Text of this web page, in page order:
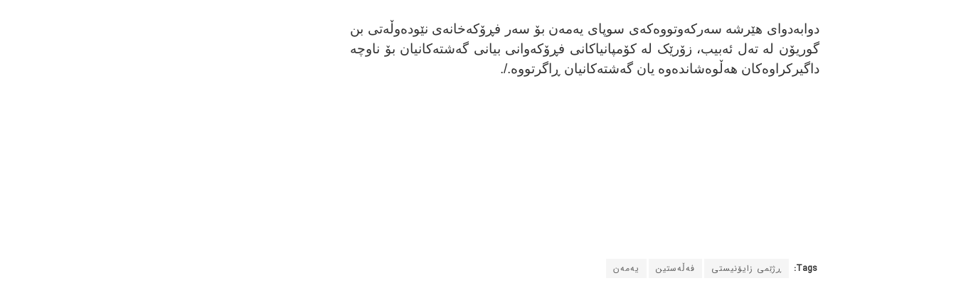
دوابەدوای هێرشە سەرکەوتووەکەی سوپای یەمەن بۆ سەر فڕۆکەخانەی نێودەوڵەتی بن
گوریۆن لە تەل ئەبیب، زۆرێک لە کۆمپانیاکانی فڕۆکەوانی بیانی گەشتەکانیان بۆ ناوچە
داگیرکراوەکان هەڵوەشاندەوە یان گەشتەکانیان ڕاگرتووە./.
Tags: ڕژێمی زایۆنیستی فەڵەستین یەمەن